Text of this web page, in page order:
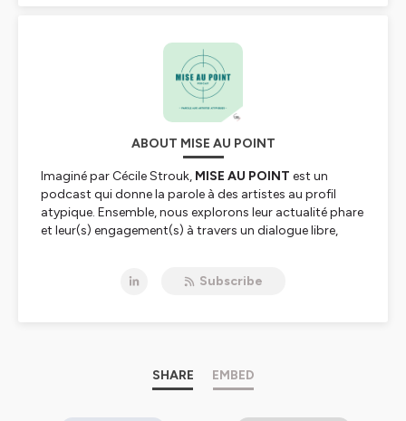
ABOUT MISE AU POINT
Imaginé par Cécile Strouk, MISE AU POINT est un
podcast qui donne la parole à des artistes au profil
atypique. Ensemble, nous explorons leur actualité phare
et leur(s) engagement(s) à travers un dialogue libre,
Subscribe
SHARE EMBED